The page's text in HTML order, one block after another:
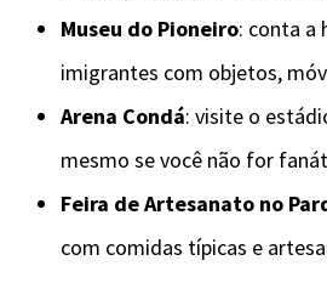
Museu do Pioneiro: conta a
imigrantes com objetos,
Arena Condá: visite o
mesmo se você não for
Feira de Artesanato no
com comidas típicas e